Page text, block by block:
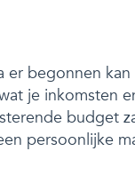
er begonnen kan
je inkomsten
budget
persoonlijke